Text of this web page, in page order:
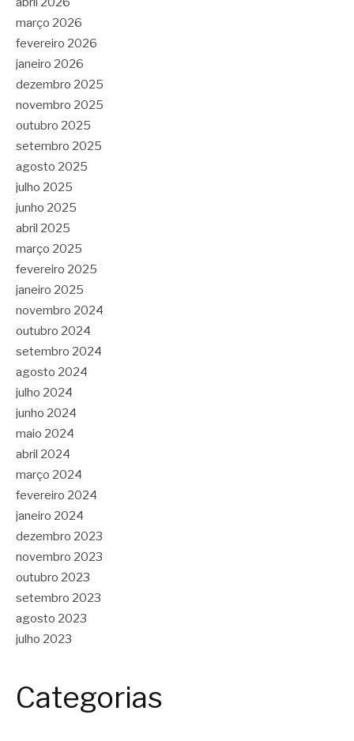
março 2026
fevereiro 2026
janeiro 2026
dezembro 2025
novembro 2025
outubro 2025
setembro 2025
agosto 2025
julho 2025
junho 2025
abril 2025
março 2025
fevereiro 2025
janeiro 2025
novembro 2024
outubro 2024
setembro 2024
agosto 2024
julho 2024
junho 2024
maio 2024
abril 2024
março 2024
fevereiro 2024
janeiro 2024
dezembro 2023
novembro 2023
outubro 2023
setembro 2023
agosto 2023
julho 2023
Categorias